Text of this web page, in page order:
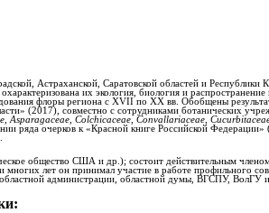
Астраханской, Саратовской областей и
их экология, биология и
флоры региона с XVII по XX вв. Обобщены
(2017), совместно с сотрудниками
Asparagaceae Colchicaceae Convallariaceae
ряда очерков к «Красной книге Российской
общество США и др.); состоит действительным
лет он принимал участие в работе профильного
администрации, областной думы, ВГСПУ, ВолГУ